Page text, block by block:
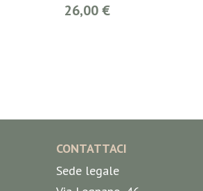
26,00 €
CONTATTACI
Sede legale